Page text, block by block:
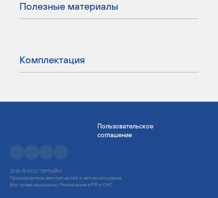
Полезные материалы
Комплектация
Пользовательское
соглашение
2026 © ООО "ЭРЛАЙН".
Производитель автозапчастей и автоаксессуаров.
Все права защищены. Реализация в РФ и СНГ.